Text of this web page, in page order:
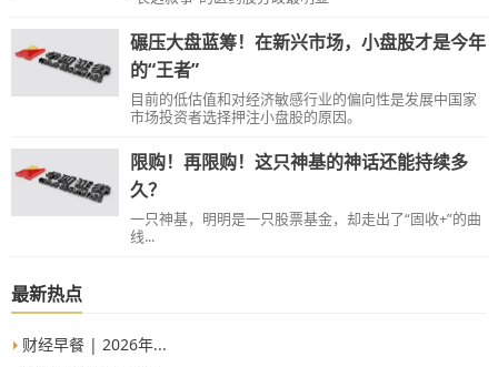
碾压大盘蓝筹！在新兴市场，小盘股才是今年
的“王者”
目前的低估值和对经济敏感行业的偏向性是发展中国家
市场投资者选择押注小盘股的原因。
限购！再限购！这只神基的神话还能持续多
久？
一只神基，明明是一只股票基金，却走出了“固收+”的曲
线...
最新热点
财经早餐 | 2026年...